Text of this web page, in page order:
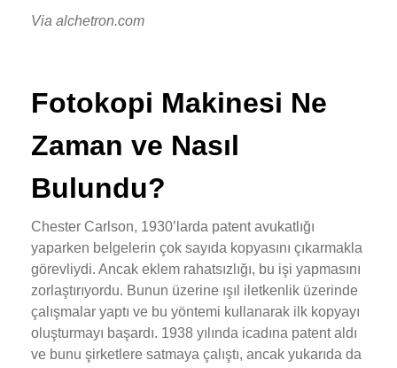
Via alchetron.com
Fotokopi Makinesi Ne
Zaman ve Nasıl
Bulundu?
Chester Carlson, 1930’larda patent avukatlığı
yaparken belgelerin çok sayıda kopyasını çıkarmakla
görevliydi. Ancak eklem rahatsızlığı, bu işi yapmasını
zorlaştırıyordu. Bunun üzerine ışıl iletkenlik üzerinde
çalışmalar yaptı ve bu yöntemi kullanarak ilk kopyayı
oluşturmayı başardı. 1938 yılında icadına patent aldı
ve bunu şirketlere satmaya çalıştı, ancak yukarıda da